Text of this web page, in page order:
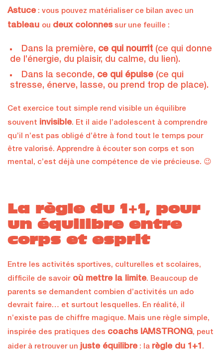
Astuce : vous pouvez matérialiser ce bilan avec un
tableau ou deux colonnes sur une feuille :
Dans la première, ce qui nourrit (ce qui donne
de l’énergie, du plaisir, du calme, du lien).
Dans la seconde, ce qui épuise (ce qui
stresse, énerve, lasse, ou prend trop de place).
Cet exercice tout simple rend visible un équilibre
souvent invisible. Et il aide l’adolescent à comprendre
qu’il n’est pas obligé d’être à fond tout le temps pour
être valorisé. Apprendre à écouter son corps et son
mental, c’est déjà une compétence de vie précieuse. 😉
La règle du 1+1, pour
un équilibre entre
corps et esprit
Entre les activités sportives, culturelles et scolaires,
difficile de savoiroù mettre la limite. Beaucoup de
parents se demandent combien d’activités un ado
devrait faire… et surtout lesquelles. En réalité, il
n’existe pas de chiffre magique. Mais une règle simple,
inspirée des pratiques des coachs IAMSTRONG, peut
aider à retrouver unjuste équilibre : la règle du 1+1 .